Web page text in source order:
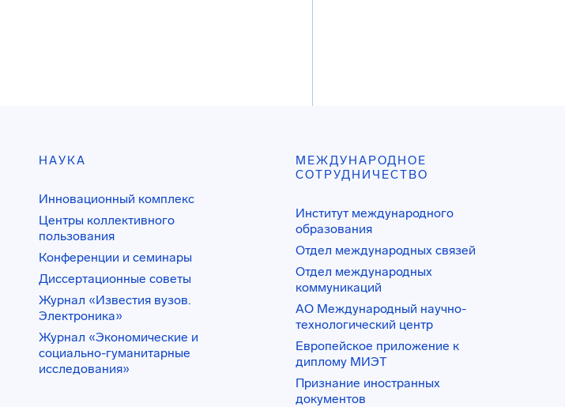
НАУКА
Инновационный комплекс
Центры коллективного
пользования
Конференции и семинары
Диссертационные советы
Журнал «Известия вузов.
Электроника»
Журнал «Экономические и
социально-гуманитарные
исследования»
МЕЖДУНАРОДНОЕ
СОТРУДНИЧЕСТВО
Институт международного
образования
Отдел международных связей
Отдел международных
коммуникаций
АО Международный научно-
технологический центр
Европейское приложение к
диплому МИЭТ
Признание иностранных
документов